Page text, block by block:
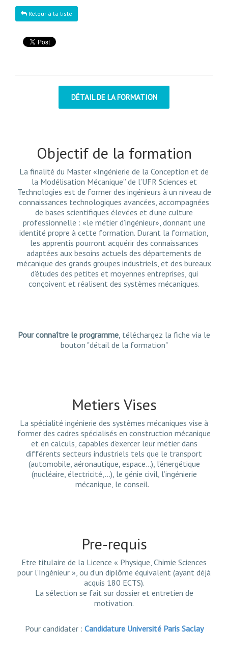
Retour à la liste
DÉTAIL DE LA FORMATION
Objectif de la formation
La finalité du Master «Ingénierie de la Conception et de
la Modélisation Mécanique” de l’UFR Sciences et
Technologies est de former des ingénieurs à un niveau de
connaissances technologiques avancées, accompagnées
de bases scientifiques élevées et d’une culture
professionnelle : «le métier d’ingénieur», donnant une
identité propre à cette formation. Durant la formation,
les apprentis pourront acquérir des connaissances
adaptées aux besoins actuels des départements de
mécanique des grands groupes industriels, et des bureaux
d’études des petites et moyennes entreprises, qui
conçoivent et réalisent des systèmes mécaniques.
Pour connaître le programme, téléchargez la fiche via le
bouton "détail de la formation"
Metiers Vises
La spécialité ingénierie des systèmes mécaniques vise à
former des cadres spécialisés en construction mécanique
et en calculs, capables d’exercer leur métier dans
différents secteurs industriels tels que le transport
(automobile, aéronautique, espace…), l’énergétique
(nucléaire, électricité,…), le génie civil, l’ingénierie
mécanique, le conseil.
Pre-requis
Etre titulaire de la Licence « Physique, Chimie Sciences
pour l’Ingénieur », ou d’un diplôme équivalent (ayant déjà
acquis 180 ECTS).
La sélection se fait sur dossier et entretien de
motivation.
Pour candidater : Candidature Université Paris Saclay